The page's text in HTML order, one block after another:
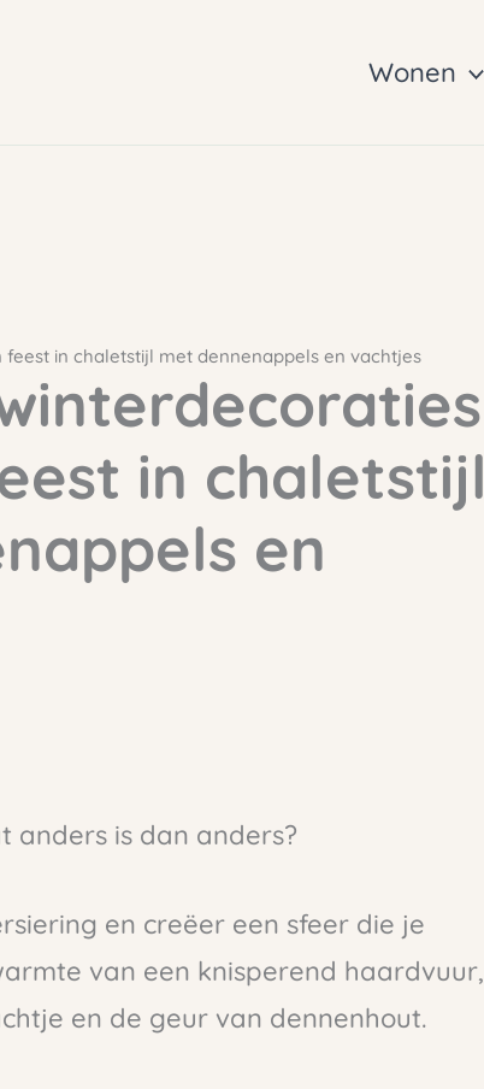
Wonen
in chaletstijl met dennenappels en vachtjes
in chaletstijl
en
anders is dan anders?
en creëer een sfeer die je
van een knisperend haardvuur,
en de geur van dennenhout.